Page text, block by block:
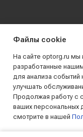
2019 - 2026 ©
Файлы cookie
На сайте optorg.ru
разработанные
для анализа
улучшать
Продолжая работу с
ваших персональных
смотрите в нашей